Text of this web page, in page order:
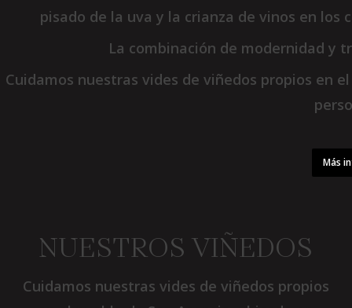
pisado de la uva y la crianza de vinos en los
La combinación de modernidad y
Cuidamos nuestras vides de viñedos propios en
Más
NUESTROS VIÑEDOS
Cuidamos nuestras vides de viñedos propios